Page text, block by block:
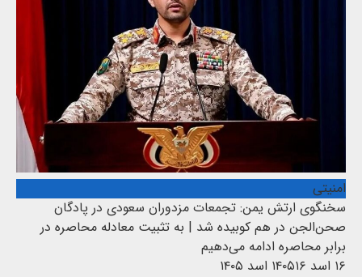
امنیتی
سخنگوی ارتش یمن: تجمعات مزدوران سعودی در پادگان
صحن‌الجن در هم کوبیده شد | به تثبیت معادله محاصره در
برابر محاصره ادامه می‌دهیم
۱۶ اسد ۱۴۰۵
۱۶ اسد ۱۴۰۵